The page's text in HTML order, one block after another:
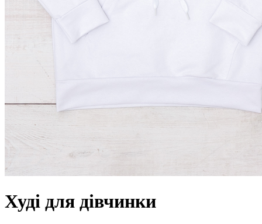
Худі для дівчинки